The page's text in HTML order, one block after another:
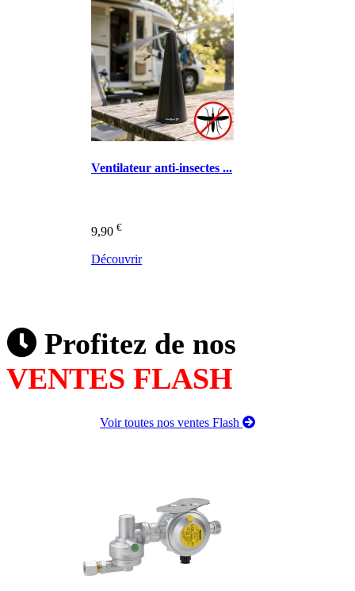
Ventilateur anti-insectes ...
9,90 €
Découvrir
Profitez de nos
VENTES FLASH
Voir toutes nos ventes Flash